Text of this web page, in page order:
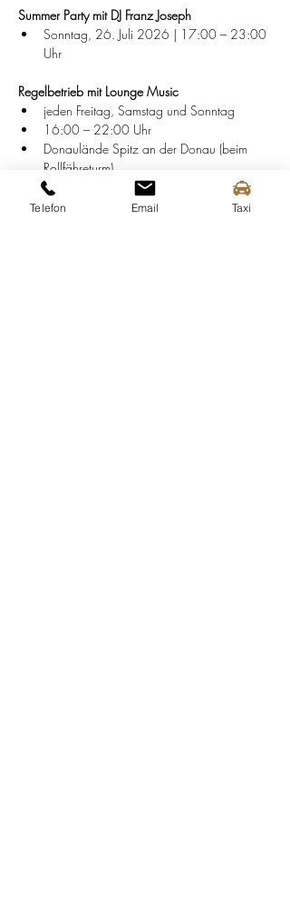
Summer Party mit DJ Franz Joseph
Sonntag, 26. Juli 2026 | 17:00 – 23:00
Uhr
Regelbetrieb mit Lounge Music
jeden Freitag, Samstag und Sonntag
16:00 – 22:00 Uhr
Donaulände Spitz an der Donau (beim
Rollfähreturm)
Findet nur bei Schönwetter statt! Änderungen
Telefon Email Taxi